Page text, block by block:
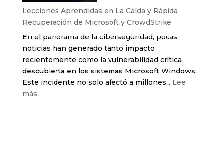
Sector
Tecnológico
y
las
Oportunidades
Lecciones Aprendidas en La Caída y Rápida
Recuperación de Microsoft y CrowdStrike
En el panorama de la ciberseguridad, pocas
noticias han generado tanto impacto
recientemente como la vulnerabilidad crítica
descubierta en los sistemas Microsoft Windows.
Este incidente no solo afectó a millones... Lee
más: